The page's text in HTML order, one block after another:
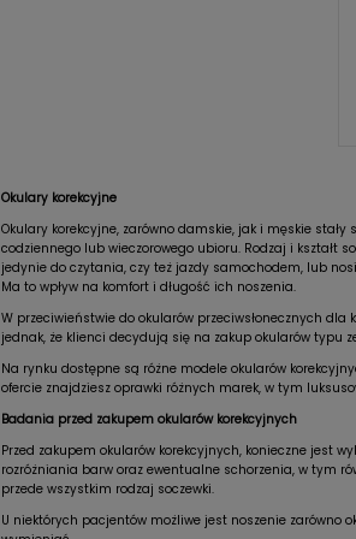
Okulary korekcyjne
Okulary korekcyjne, zarówno damskie, jak i męskie
codziennego lub wieczorowego ubioru. Rodzaj i kształt
jedynie do czytania, czy też jazdy samochodem, lub
Ma to wpływ na komfort i długość ich noszenia.
W przeciwieństwie do okularów przeciwsłonecznych
jednak, że klienci decydują się na zakup okularów typu
Na rynku dostępne są różne modele okularów
ofercie znajdziesz oprawki różnych marek, w tym
Badania przed zakupem okularów korekcyjnych
Przed zakupem okularów korekcyjnych, konieczne jest
rozróżniania barw oraz ewentualne schorzenia, w tym
przede wszystkim rodzaj soczewki.
U niektórych pacjentów możliwe jest noszenie zarówno